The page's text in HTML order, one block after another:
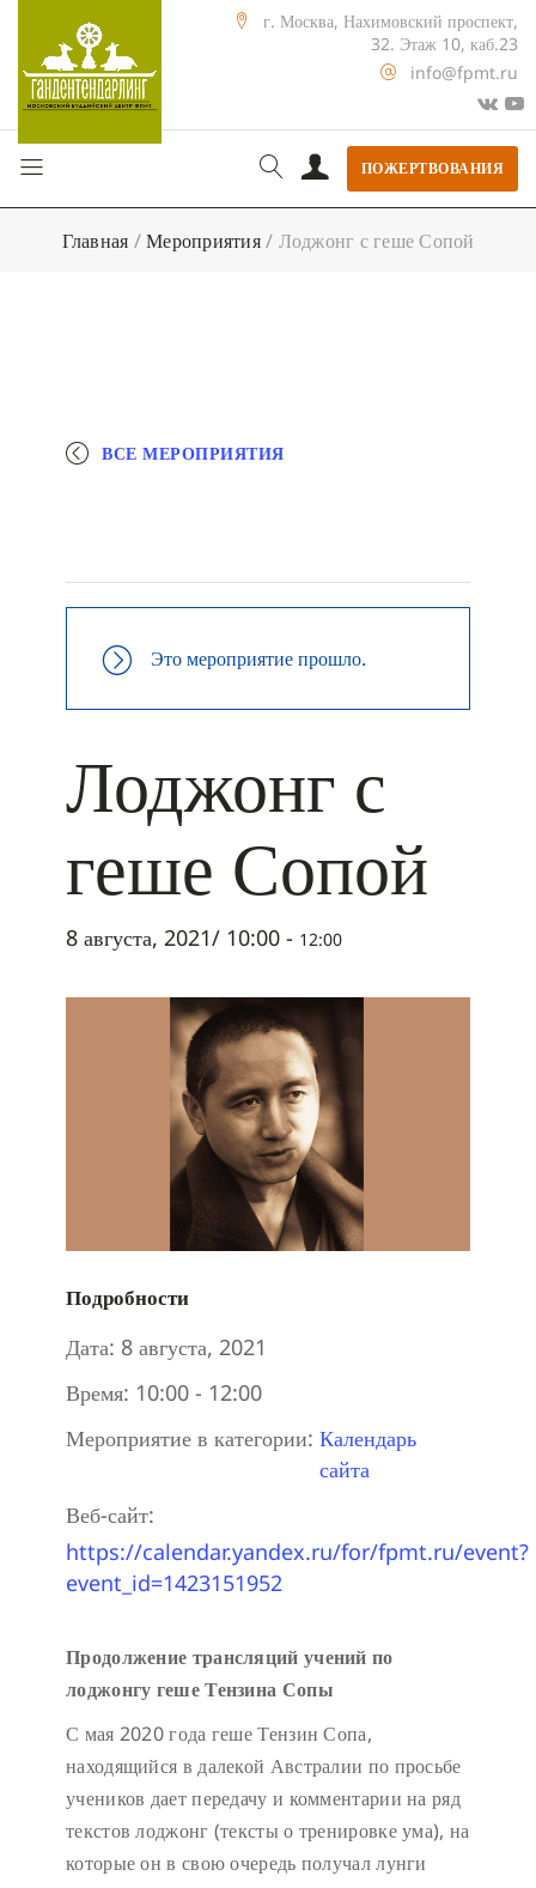
г. Москва, Нахимовский проспект,
32. Этаж 10, каб.23
info@fpmt.ru
ПОЖЕРТВОВАНИЯ
Главная /Мероприятия/ Лоджонг с геше Сопой
ВСЕ МЕРОПРИЯТИЯ
Это мероприятие прошло.
Лоджонг с
геше Сопой
8 августа, 2021/ 10:00 - 12:00
Подробности
Дата: 8 августа, 2021
Время: 10:00 - 12:00
Мероприятие в категории: Календарь
сайта
Веб-сайт:
https://calendar.yandex.ru/for/fpmt.ru/event?
event_id=1423151952
Продолжение трансляций учений по
лоджонгу геше Тензина Сопы
С мая 2020 года геше Тензин Сопа,
находящийся в далекой Австралии по просьбе
учеников дает передачу и комментарии на ряд
текстов лоджонг (тексты о тренировке ума), на
которые он в свою очередь получал лунги